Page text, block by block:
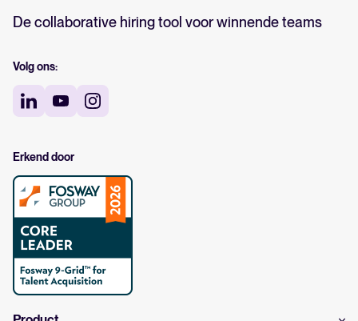
De collaborative hiring tool voor winnende teams
Volg ons:
Erkend door